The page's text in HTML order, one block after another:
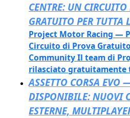
CENTRE: UN
GRATUITO PER
Project Motor Racing —
Circuito di Prova
Community Il team di
rilasciato gratuitamente
ASSETTO CORSA EVO
DISPONIBILE: NUOVI
ESTERNE,